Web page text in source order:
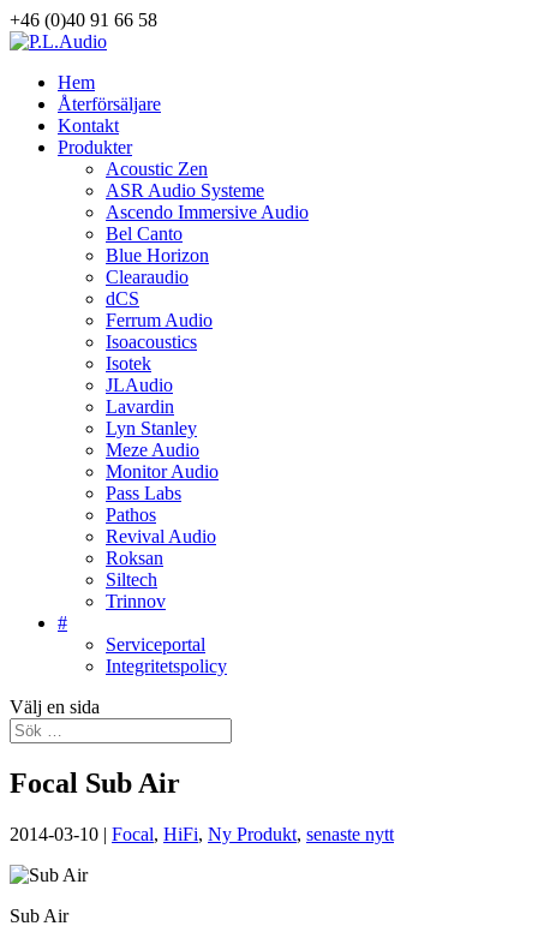
+46 (0)40 91 66 58
Hem
Återförsäljare
Kontakt
Produkter
Acoustic Zen
ASR Audio Systeme
Ascendo Immersive Audio
Bel Canto
Blue Horizon
Clearaudio
dCS
Ferrum Audio
Isoacoustics
Isotek
JLAudio
Lavardin
Lyn Stanley
Meze Audio
Monitor Audio
Pass Labs
Pathos
Revival Audio
Roksan
Siltech
Trinnov
#
Serviceportal
Integritetspolicy
Välj en sida
Focal Sub Air
2014-03-10 | Focal, HiFi, Ny Produkt, senaste nytt
Sub Air